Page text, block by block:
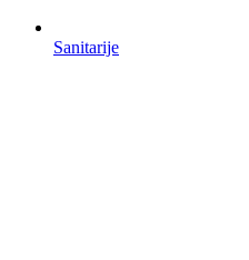
Sanitarije